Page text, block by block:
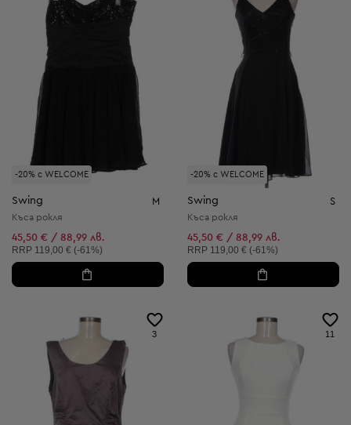
-20% с WELCOME
Swing M
Къса рокля
45,50 € / 88,99 лв.
Препоръчителна цена:
RRP 119,00 € (-61%)
-20% с WELCOME
Swing S
Къса рокля
45,50 € / 88,99 лв.
Препоръчителна цена:
RRP 119,00 € (-61%)
3 11